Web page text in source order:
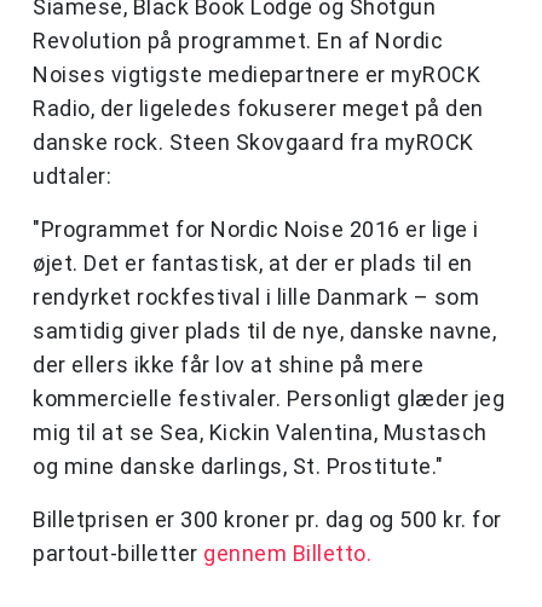
Siamese, Black Book Lodge og Shotgun
Revolution på programmet. En af Nordic
Noises vigtigste mediepartnere er myROCK
Radio, der ligeledes fokuserer meget på den
danske rock. Steen Skovgaard fra myROCK
udtaler:
"Programmet for Nordic Noise 2016 er lige i
øjet. Det er fantastisk, at der er plads til en
rendyrket rockfestival i lille Danmark – som
samtidig giver plads til de nye, danske navne,
der ellers ikke får lov at shine på mere
kommercielle festivaler. Personligt glæder jeg
mig til at se Sea, Kickin Valentina, Mustasch
og mine danske darlings, St. Prostitute."
Billetprisen er 300 kroner pr. dag og 500 kr. for
partout-billetter gennem Billetto.